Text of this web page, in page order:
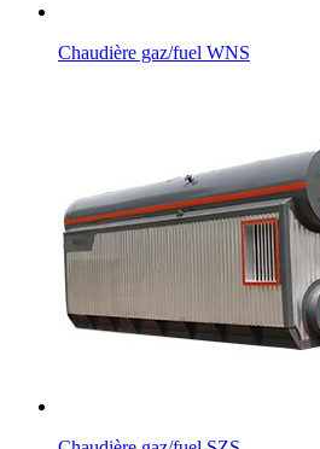
Chaudière gaz/fuel WNS